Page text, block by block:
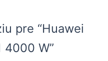
pre “Huawei
4000 W”